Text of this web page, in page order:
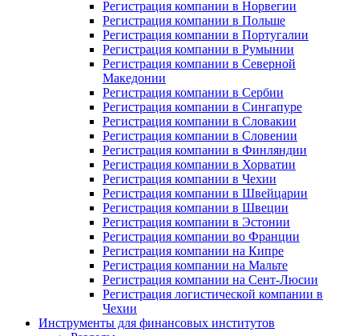
Регистрация компании в Норвегии
Регистрация компании в Польше
Регистрация компании в Португалии
Регистрация компании в Румынии
Регистрация компании в Северной
Македонии
Регистрация компании в Сербии
Регистрация компании в Сингапуре
Регистрация компании в Словакии
Регистрация компании в Словении
Регистрация компании в Финляндии
Регистрация компании в Хорватии
Регистрация компании в Чехии
Регистрация компании в Швейцарии
Регистрация компании в Швеции
Регистрация компании в Эстонии
Регистрация компании во Франции
Регистрация компании на Кипре
Регистрация компании на Мальте
Регистрация компании на Сент-Люсии
Регистрация логистической компании в
Чехии
Инструменты для финансовых институтов